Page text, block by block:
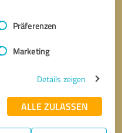
Präferenzen
Marketing
Details zeigen
ALLE ZULASSEN
* Erforderliche Angaben